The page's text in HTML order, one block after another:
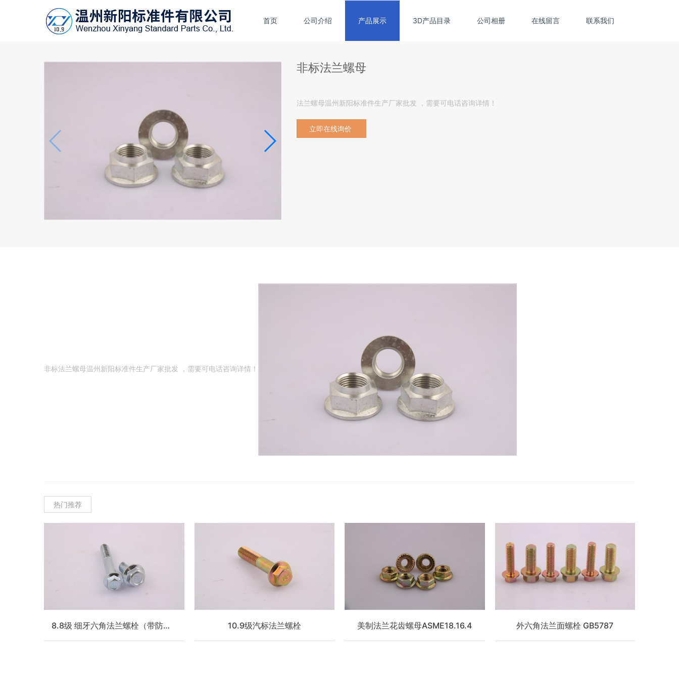
首页 公司介绍 产品展示 3D产品目录 公司相册 在线留言 联系我们
非标法兰螺母
法兰螺母温州新阳标准件生产厂家批发 ，需要可电话咨询详情！
立即在线询价
非标法兰螺母温州新阳标准件生产厂家批发 ，需要可电话咨询详情！
热门推荐
8.8级 细牙六角法兰螺栓（带防滑齿） 10.9级汽标法兰螺栓 美制法兰花齿螺母ASME18.16.4 外六角法兰面螺栓 GB5787